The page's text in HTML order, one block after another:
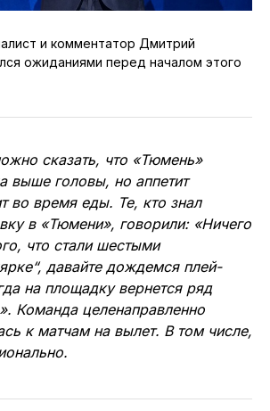
и комментатор Дмитрий
ожиданиями перед началом этого
сказать, что «Тюмень»
выше головы, но аппетит
во время еды. Те, кто знал
в «Тюмени», говорили: «Ничего
что стали шестыми
давайте дождемся плей-
на площадку вернется ряд
Команда целенаправленно
к матчам на вылет. В том числе,